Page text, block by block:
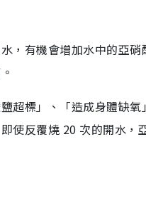
，有機會增加水中的亞
超標」、「造成身體缺
使反覆燒 20 次的開水，